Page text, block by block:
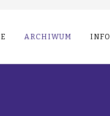
ARCHIWUM INFO